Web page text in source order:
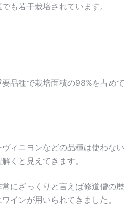
も若干栽培されています。
品種で栽培面積の98%を占めて
ィニヨンなどの品種は使わない
くと見えてきます。
にざっくりと言えば修道僧の歴
インが用いられてきました。